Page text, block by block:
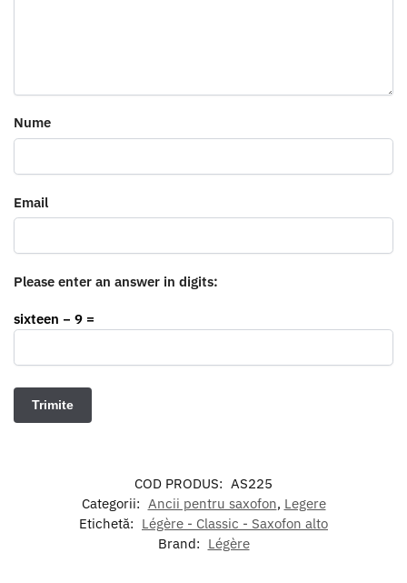
Nume
Email
Please enter an answer in digits:
sixteen − 9 =
COD PRODUS: AS225
Categorii: Ancii pentru saxofon, Legere
Etichetă: Légère - Classic - Saxofon alto
Brand: Légère